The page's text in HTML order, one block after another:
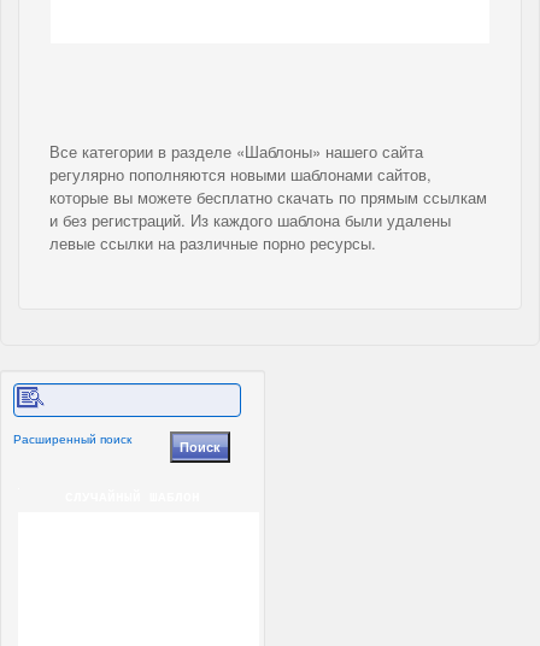
Все категории в разделе «Шаблоны» нашего сайта
регулярно пополняются новыми шаблонами сайтов,
которые вы можете бесплатно скачать по прямым ссылкам
и без регистраций. Из каждого шаблона были удалены
левые ссылки на различные порно ресурсы.
Расширенный поиск